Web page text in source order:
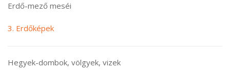
Erdő-mező meséi
3. Erdőképek
Hegyek-dombok, völgyek, vizek